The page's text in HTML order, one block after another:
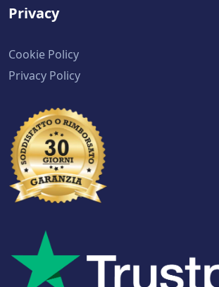
Privacy
Cookie Policy
Privacy Policy